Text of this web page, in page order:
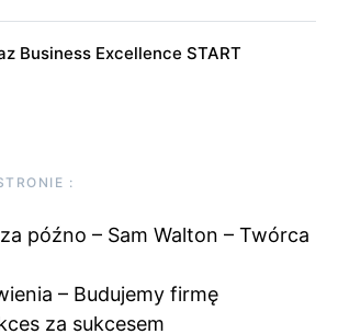
Business Excellence START
:
późno – Sam Walton – Twórca
– Budujemy firmę
za sukcesem